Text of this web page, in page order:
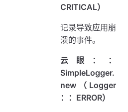
CRITICAL）
记录导致应用崩
溃的事件。
云眼：：
SimpleLogger.
new（Logger
：：ERROR）